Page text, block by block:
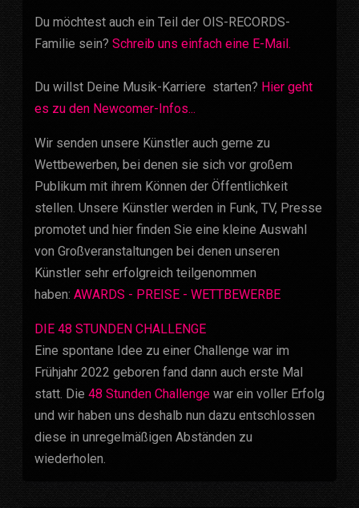
Du möchtest auch ein Teil der OIS-RECORDS-
Familie sein? Schreib uns einfach eine E-Mail.
Du willst Deine Musik-Karriere starten? Hier geht
es zu den Newcomer-Infos...
Wir senden unsere Künstler auch gerne zu
Wettbewerben, bei denen sie sich vor großem
Publikum mit ihrem Können der Öffentlichkeit
stellen. Unsere Künstler werden in Funk, TV, Presse
promotet und hier finden Sie eine kleine Auswahl
von Großveranstaltungen bei denen unseren
Künstler sehr erfolgreich teilgenommen
haben: AWARDS - PREISE - WETTBEWERBE
DIE 48 STUNDEN CHALLENGE
Eine spontane Idee zu einer Challenge war im
Frühjahr 2022 geboren fand dann auch erste Mal
statt. Die 48 Stunden Challenge war ein voller Erfolg
und wir haben uns deshalb nun dazu entschlossen
diese in unregelmäßigen Abständen zu
wiederholen.